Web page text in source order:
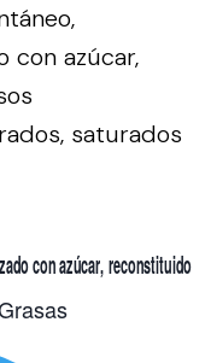
con azúcar,
saturados